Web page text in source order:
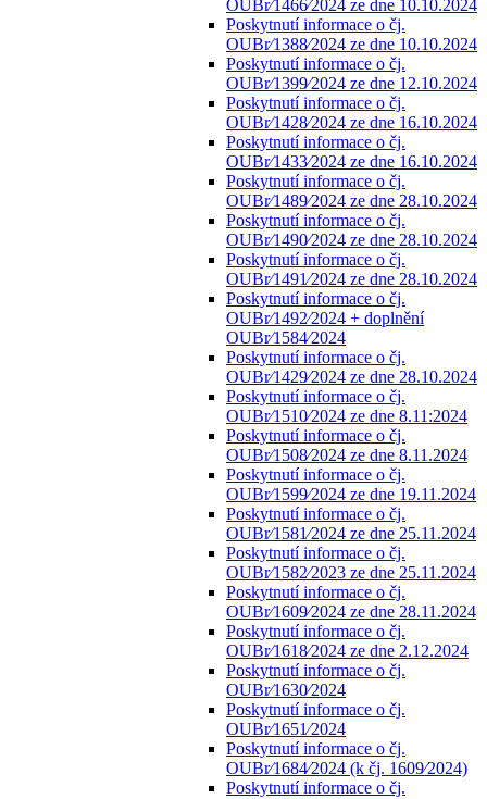
OUBr⁄1466⁄2024 ze dne 10.10.2024
Poskytnutí informace o čj.
OUBr⁄1388⁄2024 ze dne 10.10.2024
Poskytnutí informace o čj.
OUBr⁄1399⁄2024 ze dne 12.10.2024
Poskytnutí informace o čj.
OUBr⁄1428⁄2024 ze dne 16.10.2024
Poskytnutí informace o čj.
OUBr⁄1433⁄2024 ze dne 16.10.2024
Poskytnutí informace o čj.
OUBr⁄1489⁄2024 ze dne 28.10.2024
Poskytnutí informace o čj.
OUBr⁄1490⁄2024 ze dne 28.10.2024
Poskytnutí informace o čj.
OUBr⁄1491⁄2024 ze dne 28.10.2024
Poskytnutí informace o čj.
OUBr⁄1492⁄2024 + doplnění
OUBr⁄1584⁄2024
Poskytnutí informace o čj.
OUBr⁄1429⁄2024 ze dne 28.10.2024
Poskytnutí informace o čj.
OUBr⁄1510⁄2024 ze dne 8.11:2024
Poskytnutí informace o čj.
OUBr⁄1508⁄2024 ze dne 8.11.2024
Poskytnutí informace o čj.
OUBr⁄1599⁄2024 ze dne 19.11.2024
Poskytnutí informace o čj.
OUBr⁄1581⁄2024 ze dne 25.11.2024
Poskytnutí informace o čj.
OUBr⁄1582⁄2023 ze dne 25.11.2024
Poskytnutí informace o čj.
OUBr⁄1609⁄2024 ze dne 28.11.2024
Poskytnutí informace o čj.
OUBr⁄1618⁄2024 ze dne 2.12.2024
Poskytnutí informace o čj.
OUBr⁄1630⁄2024
Poskytnutí informace o čj.
OUBr⁄1651⁄2024
Poskytnutí informace o čj.
OUBr⁄1684⁄2024 (k čj. 1609⁄2024)
Poskytnutí informace o čj.